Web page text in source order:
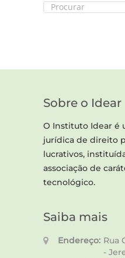
Sobre o Idear
O Instituto Idear é
jurídica de direito
lucrativos,
associação de
tecnológico.
Saiba mais
Endereço: Rua
-